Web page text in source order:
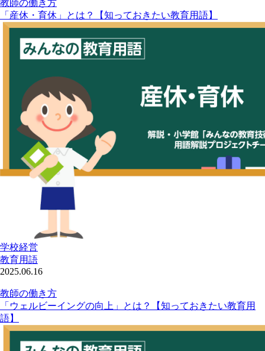
教師の働き方
「産休・育休」とは？【知っておきたい教育用語】
学校経営
教育用語
2025.06.16
教師の働き方
「ウェルビーイングの向上」とは？【知っておきたい教育用
語】